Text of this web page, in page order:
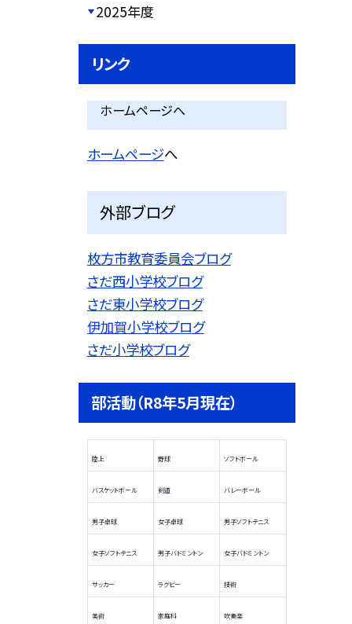
2025年度
リンク
ホームページへ
ホームページへ
外部ブログ
枚方市教育委員会ブログ
さだ西小学校ブログ
さだ東小学校ブログ
伊加賀小学校ブログ
さだ小学校ブログ
部活動（R8年5月現在）
陸上 野球 ソフトボール
バスケットボール 剣道 バレーボール
男子卓球 女子卓球 男子ソフトテニス
女子ソフトテニス 男子バドミントン 女子バドミントン
サッカー ラグビー 技術
美術 家庭科 吹奏楽